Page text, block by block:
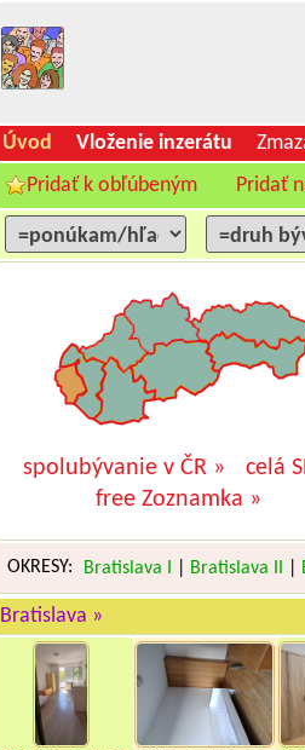
Úvod Vloženie inzerátu
Pridať k obľúbeným Pridať
spolubývanie v ČR »
celá
free Zoznamka »
OKRESY: Bratislava I Bratislava II
Bratislava »